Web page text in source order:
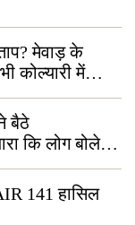
मेवाड़ के
कोल्यारी में
बैठे
कि लोग बोले,
141 हासिल